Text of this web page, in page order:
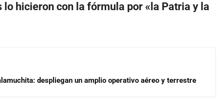
lo hicieron con la fórmula por «la Patria y la
despliegan un amplio operativo aéreo y terrestre